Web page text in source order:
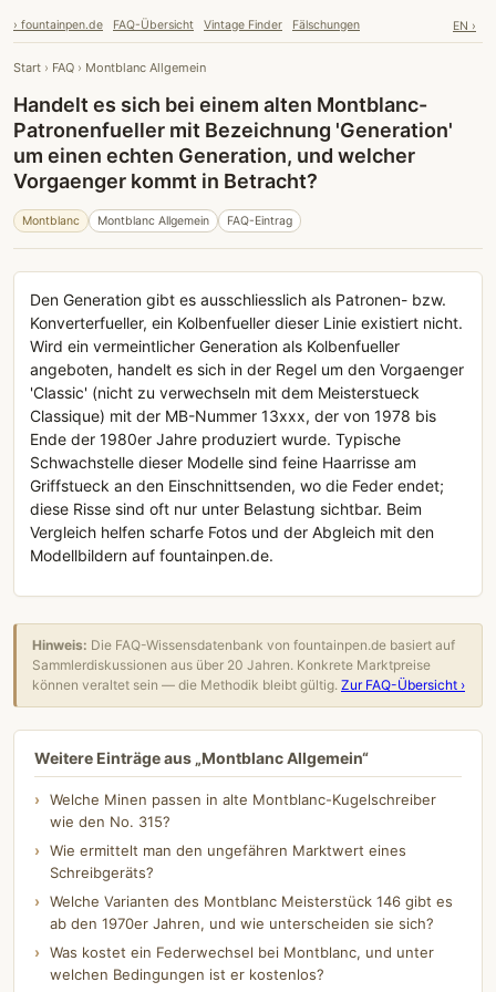
› fountainpen.de FAQ-Übersicht Vintage Finder Fälschungen EN ›
Start › FAQ › Montblanc Allgemein
Handelt es sich bei einem alten Montblanc-
Patronenfueller mit Bezeichnung 'Generation'
um einen echten Generation, und welcher
Vorgaenger kommt in Betracht?
Montblanc Montblanc Allgemein FAQ-Eintrag
Den Generation gibt es ausschliesslich als Patronen- bzw.
Konverterfueller, ein Kolbenfueller dieser Linie existiert nicht.
Wird ein vermeintlicher Generation als Kolbenfueller
angeboten, handelt es sich in der Regel um den Vorgaenger
'Classic' (nicht zu verwechseln mit dem Meisterstueck
Classique) mit der MB-Nummer 13xxx, der von 1978 bis
Ende der 1980er Jahre produziert wurde. Typische
Schwachstelle dieser Modelle sind feine Haarrisse am
Griffstueck an den Einschnittsenden, wo die Feder endet;
diese Risse sind oft nur unter Belastung sichtbar. Beim
Vergleich helfen scharfe Fotos und der Abgleich mit den
Modellbildern auf fountainpen.de.
Hinweis: Die FAQ-Wissensdatenbank von fountainpen.de basiert auf
Sammlerdiskussionen aus über 20 Jahren. Konkrete Marktpreise
können veraltet sein — die Methodik bleibt gültig. Zur FAQ-Übersicht ›
Weitere Einträge aus „Montblanc Allgemein“
Welche Minen passen in alte Montblanc-Kugelschreiber
wie den No. 315?
Wie ermittelt man den ungefähren Marktwert eines
Schreibgeräts?
Welche Varianten des Montblanc Meisterstück 146 gibt es
ab den 1970er Jahren, und wie unterscheiden sie sich?
Was kostet ein Federwechsel bei Montblanc, und unter
welchen Bedingungen ist er kostenlos?